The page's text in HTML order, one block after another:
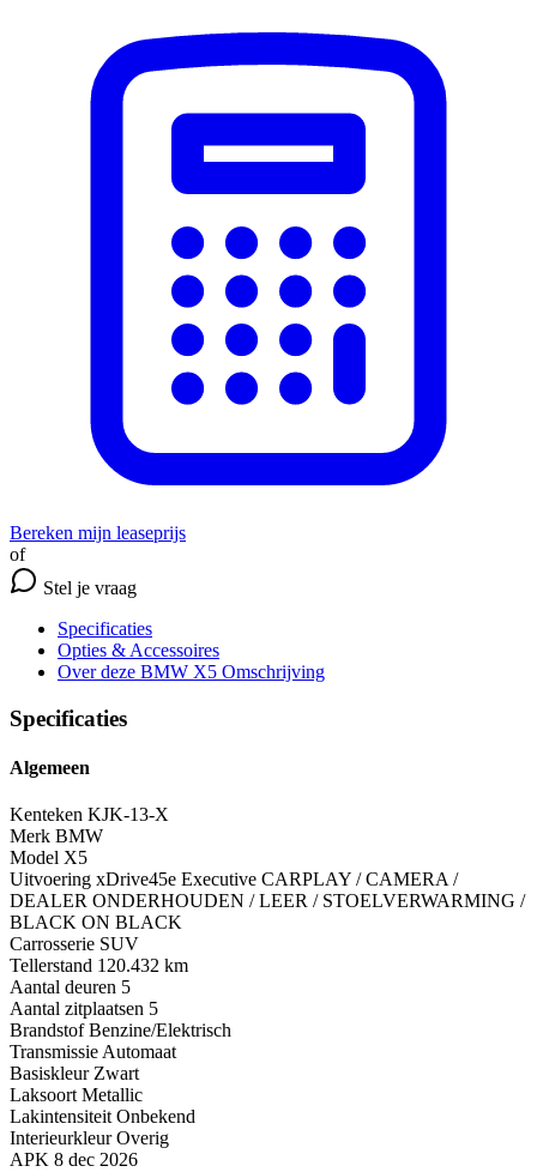
Bereken mijn leaseprijs
of
Stel je vraag
Specificaties
Opties & Accessoires
Over deze BMW X5 Omschrijving
Specificaties
Algemeen
Kenteken KJK-13-X
Merk BMW
Model X5
Uitvoering xDrive45e Executive CARPLAY / CAMERA /
DEALER ONDERHOUDEN / LEER / STOELVERWARMING /
BLACK ON BLACK
Carrosserie SUV
Tellerstand 120.432 km
Aantal deuren 5
Aantal zitplaatsen 5
Brandstof Benzine/Elektrisch
Transmissie Automaat
Basiskleur Zwart
Laksoort Metallic
Lakintensiteit Onbekend
Interieurkleur Overig
APK 8 dec 2026